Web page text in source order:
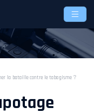
la bataille contre le tabagisme ?